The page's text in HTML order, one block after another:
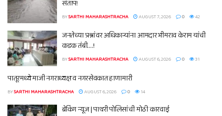
संताप!
BYSARTHI MAHARASHTRACHA AUGUST 7, 2026 0 42
जनतेच्या प्रश्नांवर अधिकाऱ्यांना आमदार भीमराव केराम यांची
कडक तंबी….!
BYSARTHI MAHARASHTRACHA AUGUST 6, 2026 0 31
पातूरमध्ये माजी नगराध्यक्ष व नगरसेवकात हाणामारी
BYSARTHI MAHARASHTRACHA AUGUST 6, 2026 0 14
ब्रेकिंग न्यूज | पाथरी पोलिसांची मोठी कारवाई